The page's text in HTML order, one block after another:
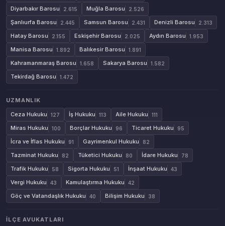
Diyarbakır Barosu 2.615 Muğla Barosu 2.526
Şanlıurfa Barosu 2.445 Samsun Barosu 2.431 Denizli Barosu 2.313
Hatay Barosu 2.155 Eskişehir Barosu 2.025 Aydın Barosu 1.953
Manisa Barosu 1.892 Balıkesir Barosu 1.891
Kahramanmaraş Barosu 1.658 Sakarya Barosu 1.582
Tekirdağ Barosu 1.472
UZMANLIK
Ceza Hukuku
127 İş Hukuku 113 Aile Hukuku 111
Miras Hukuku 100 Borçlar Hukuku 96 Ticaret Hukuku 95
İcra ve İflas Hukuku 91 Gayrimenkul Hukuku 82
Tazminat Hukuku 82 Tüketici Hukuku 80 İdare Hukuku 78
Trafik Hukuku 58 Sigorta Hukuku 51 İnşaat Hukuku 43
Vergi Hukuku 43 Kamulaştırma Hukuku 42
Göç ve Vatandaşlık Hukuku 40 Bilişim Hukuku 38
İLÇE AVUKATLARI